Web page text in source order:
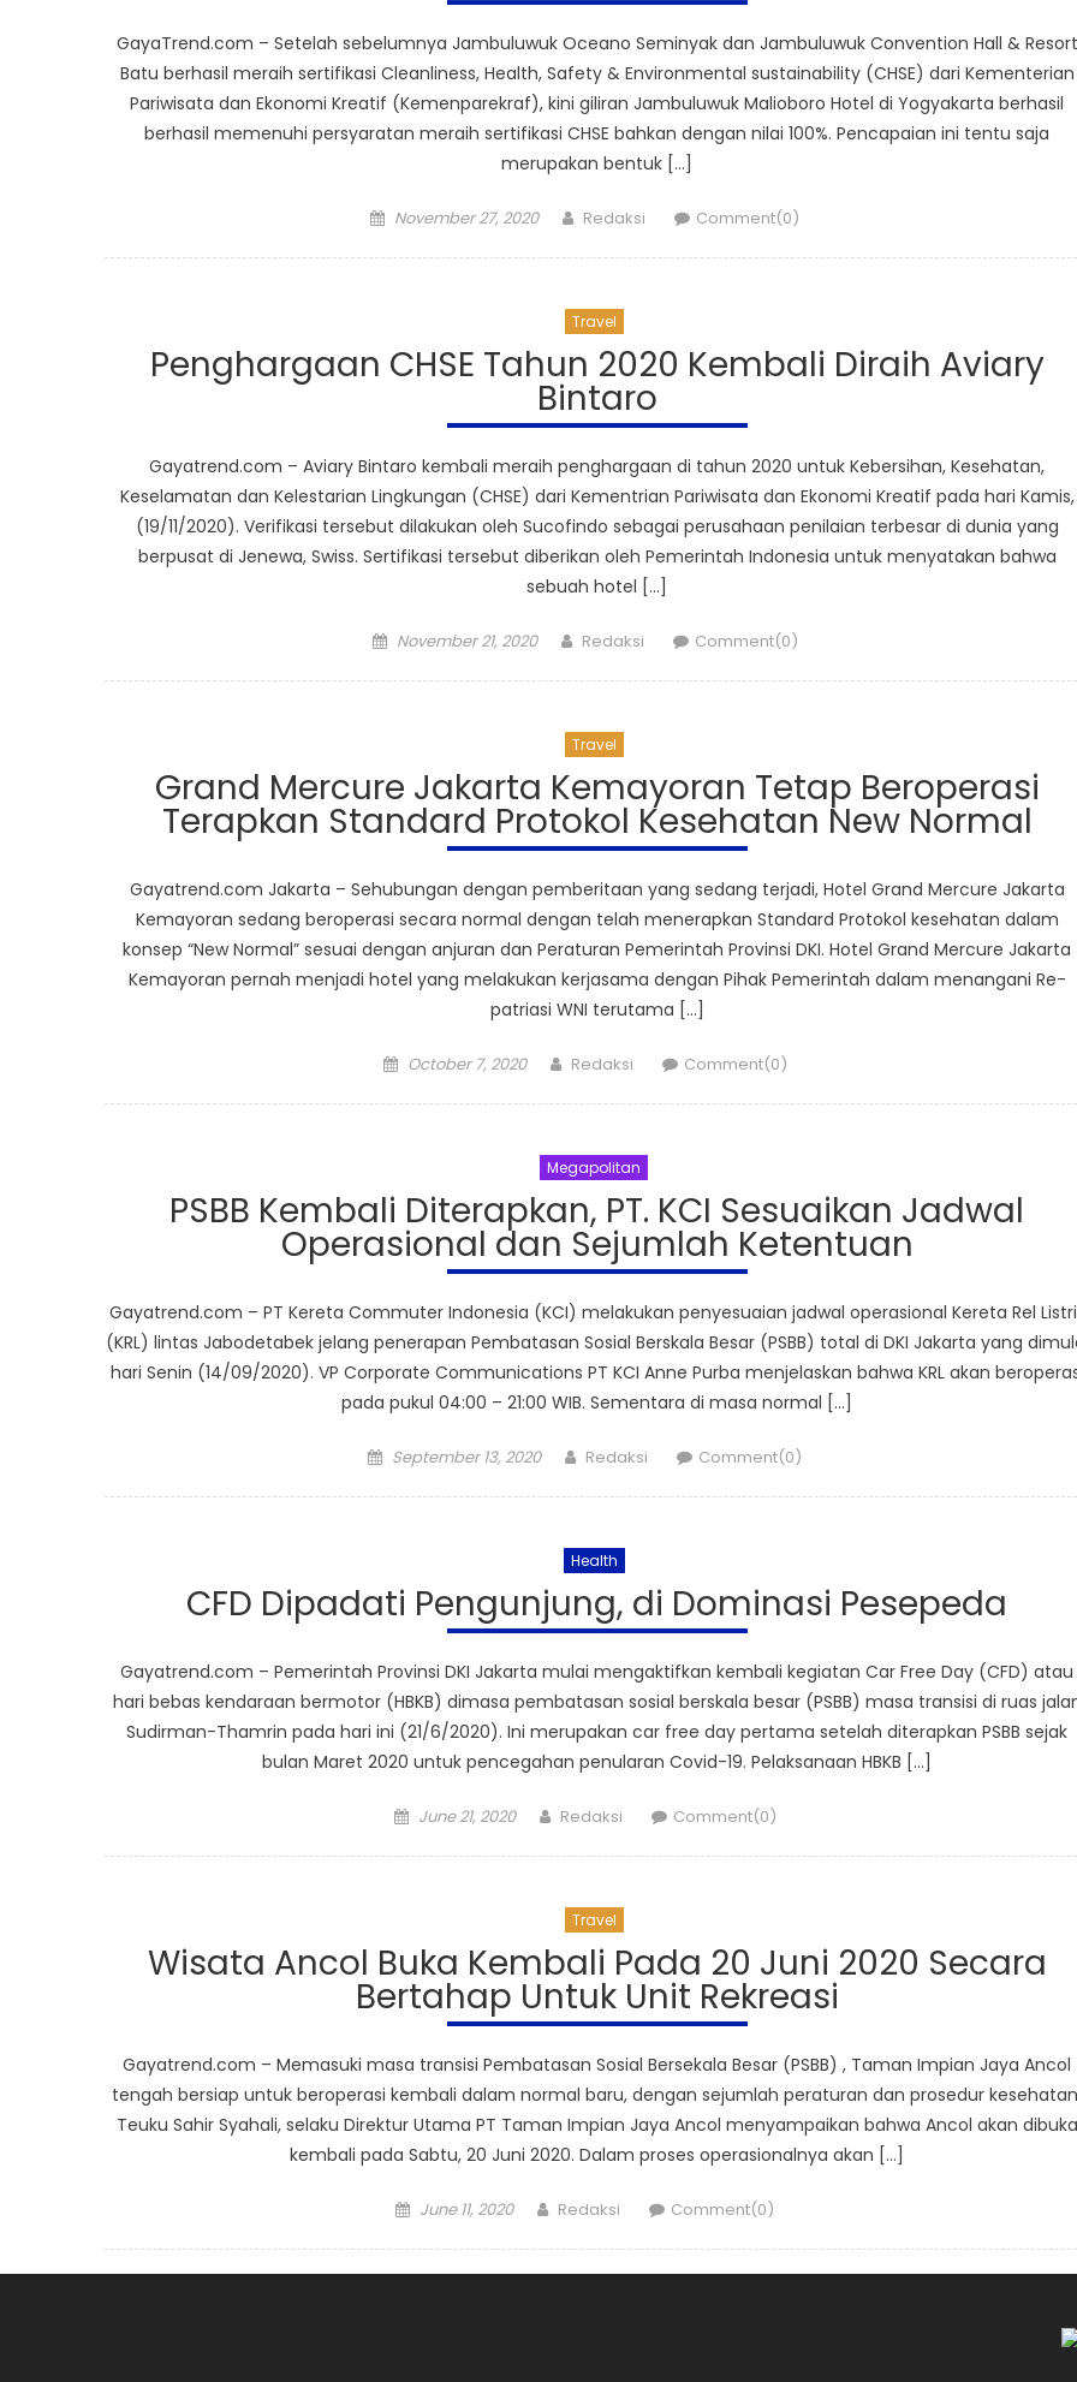
GayaTrend.com – Setelah sebelumnya Jambuluwuk Oceano Seminyak dan Jambuluwuk Convention Hall & Resort
Batu berhasil meraih sertifikasi Cleanliness, Health, Safety & Environmental sustainability (CHSE) dari Kementerian
Pariwisata dan Ekonomi Kreatif (Kemenparekraf), kini giliran Jambuluwuk Malioboro Hotel di Yogyakarta berhasil
berhasil memenuhi persyaratan meraih sertifikasi CHSE bahkan dengan nilai 100%. Pencapaian ini tentu saja
merupakan bentuk […]
Posted
November 27, 2020 Author
Redaksi Comment(0)
Travel
Penghargaan CHSE Tahun 2020 Kembali Diraih Aviary
Bintaro
Gayatrend.com – Aviary Bintaro kembali meraih penghargaan di tahun 2020 untuk Kebersihan, Kesehatan,
Keselamatan dan Kelestarian Lingkungan (CHSE) dari Kementrian Pariwisata dan Ekonomi Kreatif pada hari Kamis,
(19/11/2020). Verifikasi tersebut dilakukan oleh Sucofindo sebagai perusahaan penilaian terbesar di dunia yang
berpusat di Jenewa, Swiss. Sertifikasi tersebut diberikan oleh Pemerintah Indonesia untuk menyatakan bahwa
sebuah hotel […]
Posted
November 21, 2020 Author
Redaksi Comment(0)
Travel
Grand Mercure Jakarta Kemayoran Tetap Beroperasi
Terapkan Standard Protokol Kesehatan New Normal
Gayatrend.com Jakarta – Sehubungan dengan pemberitaan yang sedang terjadi, Hotel Grand Mercure Jakarta
Kemayoran sedang beroperasi secara normal dengan telah menerapkan Standard Protokol kesehatan dalam
konsep “New Normal” sesuai dengan anjuran dan Peraturan Pemerintah Provinsi DKI. Hotel Grand Mercure Jakarta
Kemayoran pernah menjadi hotel yang melakukan kerjasama dengan Pihak Pemerintah dalam menangani Re-
patriasi WNI terutama […]
Posted
October 7, 2020 Author
Redaksi Comment(0)
Megapolitan
PSBB Kembali Diterapkan, PT. KCI Sesuaikan Jadwal
Operasional dan Sejumlah Ketentuan
Gayatrend.com – PT Kereta Commuter Indonesia (KCI) melakukan penyesuaian jadwal operasional Kereta Rel
(KRL) lintas Jabodetabek jelang penerapan Pembatasan Sosial Berskala Besar (PSBB) total di DKI Jakarta yang
hari Senin (14/09/2020). VP Corporate Communications PT KCI Anne Purba menjelaskan bahwa KRL akan
pada pukul 04:00 – 21:00 WIB. Sementara di masa normal […]
Posted
September 13, 2020 Author
Redaksi Comment(0)
Health
CFD Dipadati Pengunjung, di Dominasi Pesepeda
Gayatrend.com – Pemerintah Provinsi DKI Jakarta mulai mengaktifkan kembali kegiatan Car Free Day (CFD) atau
hari bebas kendaraan bermotor (HBKB) dimasa pembatasan sosial berskala besar (PSBB) masa transisi di ruas
Sudirman-Thamrin pada hari ini (21/6/2020). Ini merupakan car free day pertama setelah diterapkan PSBB sejak
bulan Maret 2020 untuk pencegahan penularan Covid-19. Pelaksanaan HBKB […]
Posted
June 21, 2020 Author
Redaksi Comment(0)
Travel
Wisata Ancol Buka Kembali Pada 20 Juni 2020 Secara
Bertahap Untuk Unit Rekreasi
Gayatrend.com – Memasuki masa transisi Pembatasan Sosial Bersekala Besar (PSBB) , Taman Impian Jaya Ancol
tengah bersiap untuk beroperasi kembali dalam normal baru, dengan sejumlah peraturan dan prosedur
Teuku Sahir Syahali, selaku Direktur Utama PT Taman Impian Jaya Ancol menyampaikan bahwa Ancol akan dibuka
kembali pada Sabtu, 20 Juni 2020. Dalam proses operasionalnya akan […]
Posted
June 11, 2020 Author
Redaksi Comment(0)